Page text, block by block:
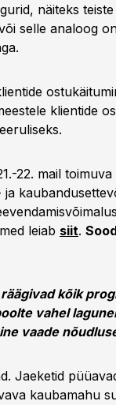
näiteks
selle analoog
klientide
22. mail toimuva
leiab siit.
kõik
vahel
vaade
Jaeketid
kaubamahu